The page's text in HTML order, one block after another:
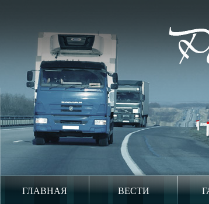
ГЛАВНАЯ ВЕСТИ